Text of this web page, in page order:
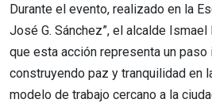
Durante el evento, realizado en la
José G. Sánchez”, el alcalde
que esta acción representa un
construyendo paz y tranquilidad en
modelo de trabajo cercano a la